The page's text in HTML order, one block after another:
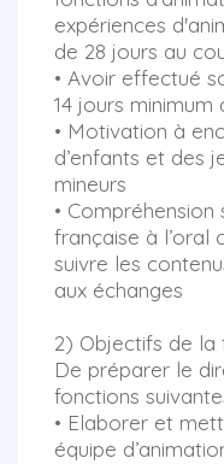
expériences
de 28 jours au
• Avoir effectué
14 jours
• Motivation à
d’enfants et des
mineurs
•
française à l’oral
suivre les
aux échanges
2) Objectifs de la
De préparer le
fonctions
• Elaborer et
équipe